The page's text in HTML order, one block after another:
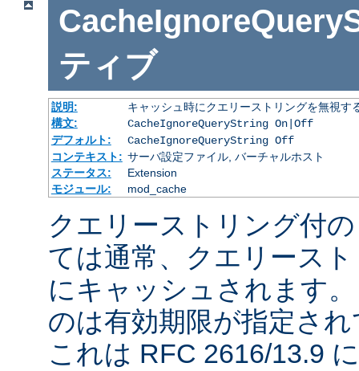
ティブ
説明:
キャッシュ時にクエリーストリングを無視す
構文:
CacheIgnoreQueryString On|Off
デフォルト:
CacheIgnoreQueryString Off
コンテキスト: サーバ設定ファイル, バーチャルホスト
ステータス:
Extension
モジュール:
mod_cache
クエリーストリング付
ては通常、クエリース
にキャッシュされます
のは有効期限が指定さ
これは RFC 2616/13.9